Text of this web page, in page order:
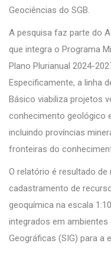
Geociências do SGB.
A pesquisa faz parte do
que integra o Programa
Plano Plurianual 2024-
Especificamente, a linha
Básico viabiliza projetos
conhecimento geológico
incluindo províncias
fronteiras do
O relatório é resultado
cadastramento de
geoquímica na escala
integrados em
Geográficas (SIG) para a